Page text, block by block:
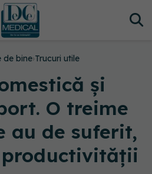
de bine›Trucuri utile
și
O treime
au de suferit,
productivității